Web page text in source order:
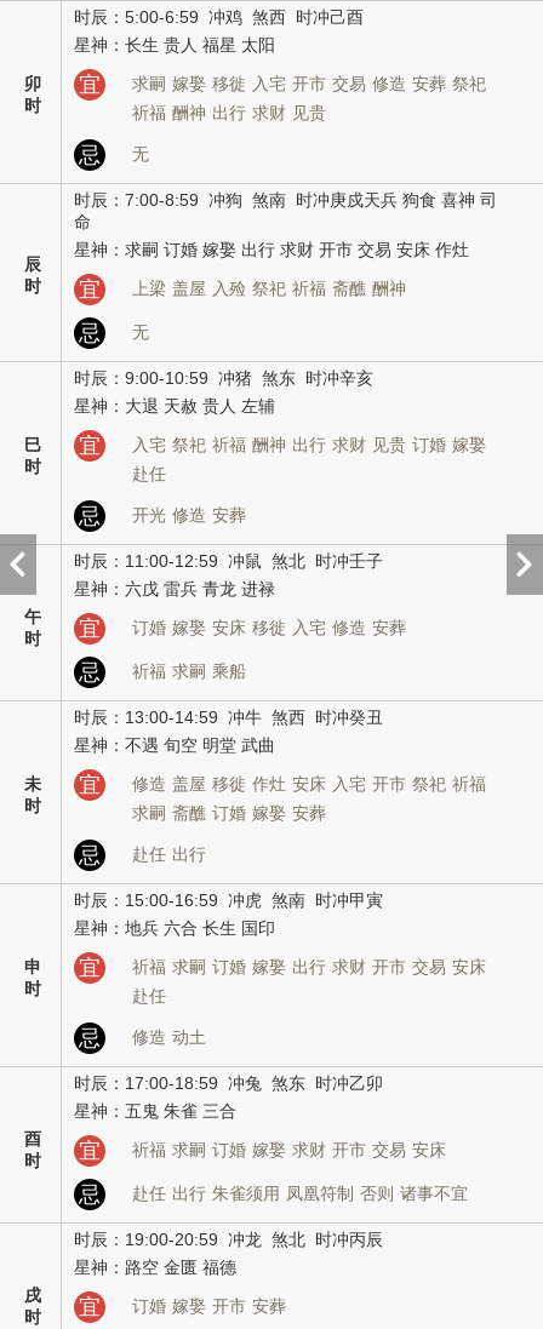
卯
时
时辰：5:00-6:59 冲鸡 煞西 时冲己酉
星神：长生 贵人 福星 太阳
宜 求嗣 嫁娶 移徙 入宅 开市 交易 修造 安葬 祭祀
祈福 酬神 出行 求财 见贵
忌 无
辰
时
时辰：7:00-8:59 冲狗 煞南 时冲庚戍天兵 狗食 喜神 司
命
星神：求嗣 订婚 嫁娶 出行 求财 开市 交易 安床 作灶
宜 上梁 盖屋 入殓 祭祀 祈福 斋醮 酬神
忌 无
巳
时
时辰：9:00-10:59 冲猪 煞东 时冲辛亥
星神：大退 天赦 贵人 左辅
宜 入宅 祭祀 祈福 酬神 出行 求财 见贵 订婚 嫁娶
赴任
忌 开光 修造 安葬
午
时
时辰：11:00-12:59 冲鼠 煞北 时冲壬子
星神：六戊 雷兵 青龙 进禄
宜 订婚 嫁娶 安床 移徙 入宅 修造 安葬
忌 祈福 求嗣 乘船
未
时
时辰：13:00-14:59 冲牛 煞西 时冲癸丑
星神：不遇 旬空 明堂 武曲
宜 修造 盖屋 移徙 作灶 安床 入宅 开市 祭祀 祈福
求嗣 斋醮 订婚 嫁娶 安葬
忌 赴任 出行
申
时
时辰：15:00-16:59 冲虎 煞南 时冲甲寅
星神：地兵 六合 长生 国印
宜 祈福 求嗣 订婚 嫁娶 出行 求财 开市 交易 安床
赴任
忌 修造 动土
酉
时
时辰：17:00-18:59 冲兔 煞东 时冲乙卯
星神：五鬼 朱雀 三合
宜 祈福 求嗣 订婚 嫁娶 求财 开市 交易 安床
忌 赴任 出行 朱雀须用 凤凰符制 否则 诸事不宜
戌
时
时辰：19:00-20:59 冲龙 煞北 时冲丙辰
星神：路空 金匮 福德
宜 订婚 嫁娶 开市 安葬